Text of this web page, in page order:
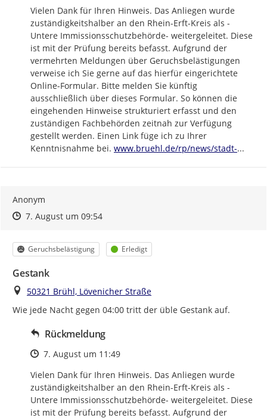
Vielen Dank für Ihren Hinweis. Das Anliegen wurde
zuständigkeitshalber an den Rhein-Erft-Kreis als -
Untere Immissionsschutzbehörde- weitergeleitet. Diese
ist mit der Prüfung bereits befasst. Aufgrund der
vermehrten Meldungen über Geruchsbelästigungen
verweise ich Sie gerne auf das hierfür eingerichtete
Online-Formular. Bitte melden Sie künftig
ausschließlich über dieses Formular. So können die
eingehenden Hinweise strukturiert erfasst und den
zuständigen Fachbehörden zeitnah zur Verfügung
gestellt werden. Einen Link füge ich zu Ihrer
Kenntnisnahme bei. https://
www.bruehl.de/rp/news/stadt-...
Anonym
Zeitpunkt des Erstellens
Zeitpunkt des Erstellens
7. August um 09:54Zur Äußerung
Kategorie
Geruchsbelästigung Status
Erledigt
Gestank
Ort
50321 Brühl, Lövenicher Straße
Wie jede Nacht gegen 04:00 tritt der üble Gestank auf.
Rückmeldung
Zeitpunkt des Erstellens
7. August um 11:49
Vielen Dank für Ihren Hinweis. Das Anliegen wurde
zuständigkeitshalber an den Rhein-Erft-Kreis als -
Untere Immissionsschutzbehörde- weitergeleitet. Diese
ist mit der Prüfung bereits befasst. Aufgrund der